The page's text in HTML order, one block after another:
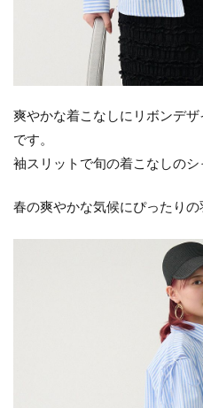
爽やかな着こなしにリボンデ
です。
袖スリットで旬の着こなしのシ
春の爽やかな気候にぴったり